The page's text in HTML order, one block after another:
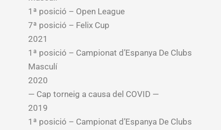
1ª posició – Open League
7ª posició – Felix Cup
2021
1ª posició – Campionat d’Espanya De Clubs
Masculí
2020
— Cap torneig a causa del COVID —
2019
1ª posició – Campionat d’Espanya De Clubs